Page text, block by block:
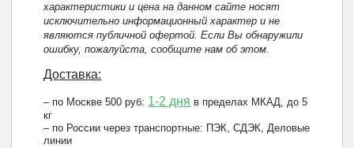
характеристики и цена на данном сайте носят
исключительно информационный характер и не
являются публичной офертой. Если Вы обнаружили
ошибку, пожалуйста, сообщите нам об этом.
Доставка:
– по Москве 500 руб: 1-2 дня в пределах МКАД, до 5
кг
– по России через транспортные: ПЭК, СДЭК, Деловые
линии